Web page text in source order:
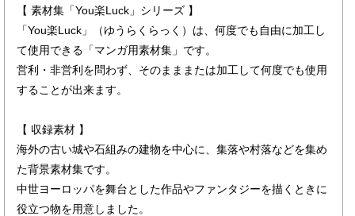
【 素材集「You楽Luck」シリーズ 】
「You楽Luck」（ゆうらくらっく）は、何度でも自由に加工し
て使用できる「マンガ用素材集」です。
営利・非営利を問わず、そのまままたは加工して何度でも使用
することが出来ます。
【 収録素材 】
海外の古い城や石組みの建物を中心に、集落や村落などを集め
た背景素材集です。
中世ヨーロッパを舞台とした作品やファンタジーを描くときに
役立つ物を用意しました。